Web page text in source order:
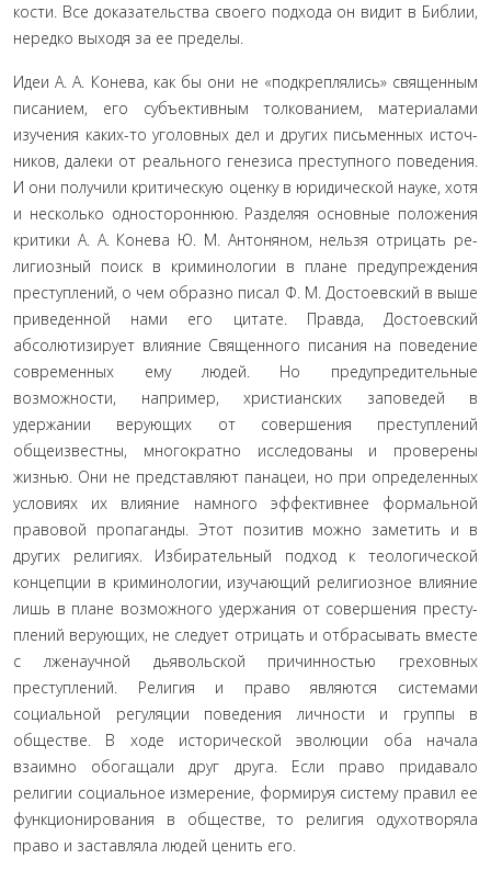
кости. Все доказательства своего подхода он видит в Библии,
нередко выходя за ее пределы.
Идеи А. А. Конева, как бы они не «подкреплялись» священ­ным
писанием, его субъективным толкованием, материалами
изучения каких-то уголовных дел и других письменных источ­
ников, далеки от реального генезиса преступного поведения.
И они получили критическую оценку в юридической науке, хотя
и несколько одностороннюю. Разделяя основные положения
критики А. А. Конева Ю. М. Антоняном, нельзя отрицать ре­
лигиозный поиск в криминологии в плане предупреждения
преступлений, о чем образно писал Ф. М. Достоевский в выше
приведенной нами его цитате. Правда, Достоевский
абсолюти­зирует влияние Священного писания на поведение
современ­ных ему людей. Но предупредительные
возможности, напри­мер, христианских заповедей в
удержании верующих от совер­шения преступлений
общеизвестны, многократно исследованы и проверены
жизнью. Они не представляют панацеи, но при определенных
условиях их влияние намного эффективнее фор­мальной
правовой пропаганды. Этот позитив можно заметить и в
других религиях. Избирательный подход к теологической
концепции в криминологии, изучающий религиозное влияние
лишь в плане возможного удержания от совершения престу­
плений верующих, не следует отрицать и отбрасывать вместе
с лженаучной дьявольской причинностью греховных
преступле­ний. Религия и право являются системами
социальной регуля­ции поведения личности и группы в
обществе. В ходе историче­ской эволюции оба начала
взаимно обогащали друг друга. Если право придавало
религии социальное измерение, формируя систему правил ее
функционирования в обществе, то религия одухотворяла
право и заставляла людей ценить его.